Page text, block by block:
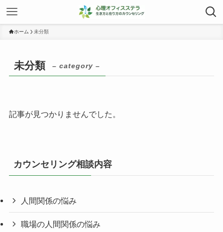
ホーム 未分類
未分類 – category –
記事が見つかりませんでした。
カウンセリング相談内容
人間関係の悩み
職場の人間関係の悩み